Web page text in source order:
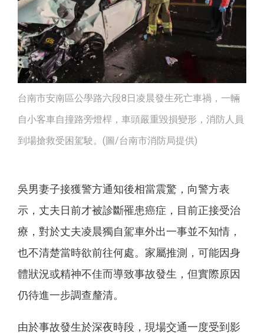
台南市安南區公學路六段8日凌晨發生死亡車禍，一輛
自小客車自撞路旁燈桿，車頭嚴重毀損變形，消防人員
到場搶救受困駕駛。(圖/台南市消防局提供)
吳男妻子接獲警方通知後相當震驚，向警方表
示，丈夫日前才被診斷罹患癌症，目前正接受治
療，對於丈夫凌晨獨自駕車外出一事並不知情，
也不清楚當時欲前往何處。家屬推測，可能因身
體狀況或精神不佳而導致事故發生，但實際原因
仍待進一步調查釐清。
由於事故發生於深夜時段，現場交通一度受到影